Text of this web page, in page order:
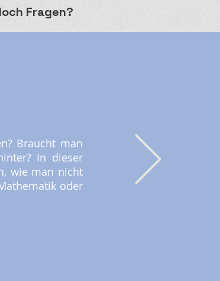
Fragen?
Braucht man
In dieser
wie man nicht
oder